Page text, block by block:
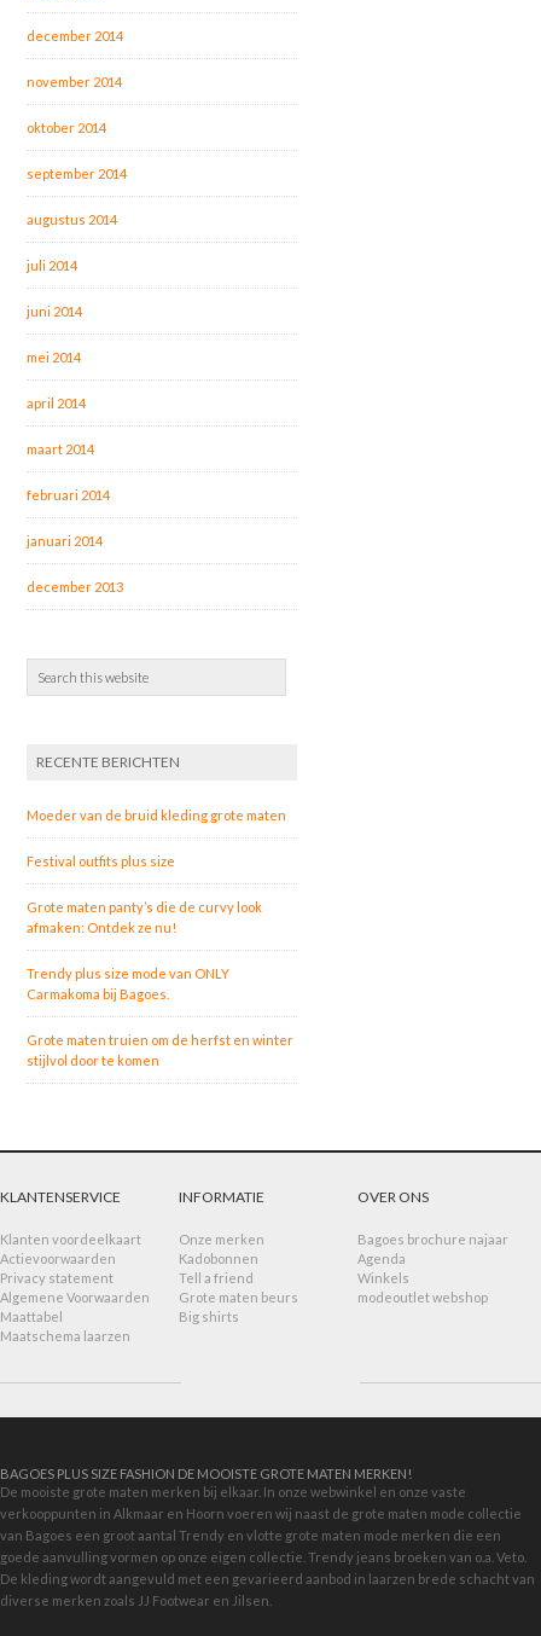
december 2014
november 2014
oktober 2014
september 2014
augustus 2014
juli 2014
juni 2014
mei 2014
april 2014
maart 2014
februari 2014
januari 2014
december 2013
RECENTE BERICHTEN
Moeder van de bruid kleding grote maten
Festival outfits plus size
Grote maten panty’s die de curvy look
afmaken: Ontdek ze nu!
Trendy plus size mode van ONLY
Carmakoma bij Bagoes.
Grote maten truien om de herfst en winter
stijlvol door te komen
KLANTENSERVICE
Klanten voordeelkaart
Actievoorwaarden
Privacy statement
Algemene Voorwaarden
Maattabel
Maatschema laarzen
INFORMATIE
Onze merken
Kadobonnen
Tell a friend
Grote maten beurs
Big shirts
OVER ONS
Bagoes brochure najaar
Agenda
Winkels
modeoutlet webshop
BAGOES PLUS SIZE FASHION DE MOOISTE GROTE MATEN MERKEN!
De mooiste grote maten merken bij elkaar. In onze webwinkel en onze vaste
verkooppunten in Alkmaar en Hoorn voeren wij naast de grote maten mode collectie
van Bagoes een groot aantal Trendy en vlotte grote maten mode merken die een
goede aanvulling vormen op onze eigen collectie. Trendy jeans broeken van o.a. Veto.
De kleding wordt aangevuld met een gevarieerd aanbod in laarzen brede schachtvan
diverse merken zoals JJ Footwear en Jilsen.